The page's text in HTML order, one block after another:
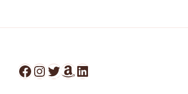
Facebook
Instagram
Twitter
Amazon
LinkedIn